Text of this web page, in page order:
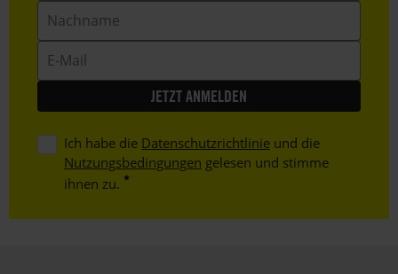
Mail
Ich habe die Datenschutzrichtlinie und die
Nutzungsbedingungen gelesen und stimme
ihnen zu.